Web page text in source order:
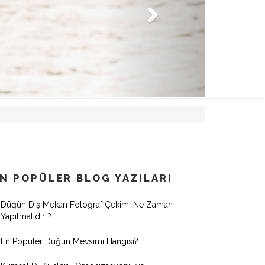
POPÜLER BLOG YAZILARI
Düğün Dış Mekan Fotoğraf Çekimi Ne Zaman
Yapılmalıdır ?
En Popüler Düğün Mevsimi Hangisi?